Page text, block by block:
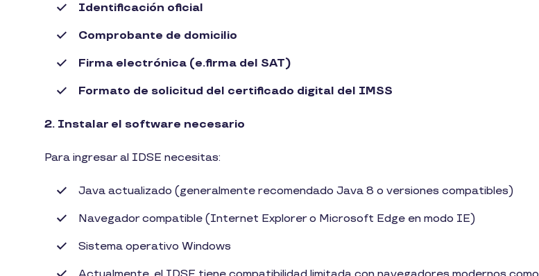
Identificación oficial
Comprobante de domicilio
Firma electrónica (e.firma del SAT)
Formato de solicitud del certificado digital del IMSS
2. Instalar el software necesario
Para ingresar al IDSE necesitas:
Java actualizado (generalmente recomendado Java 8 o versiones compatibles)
Navegador compatible (Internet Explorer o Microsoft Edge en modo IE)
Sistema operativo Windows